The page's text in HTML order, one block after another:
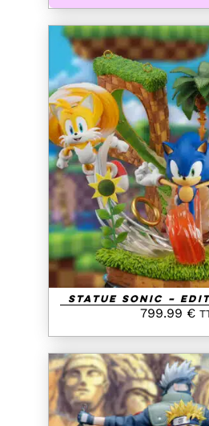
AJOUTER AU
DETAILS
Statue Sonic –
799.99 €